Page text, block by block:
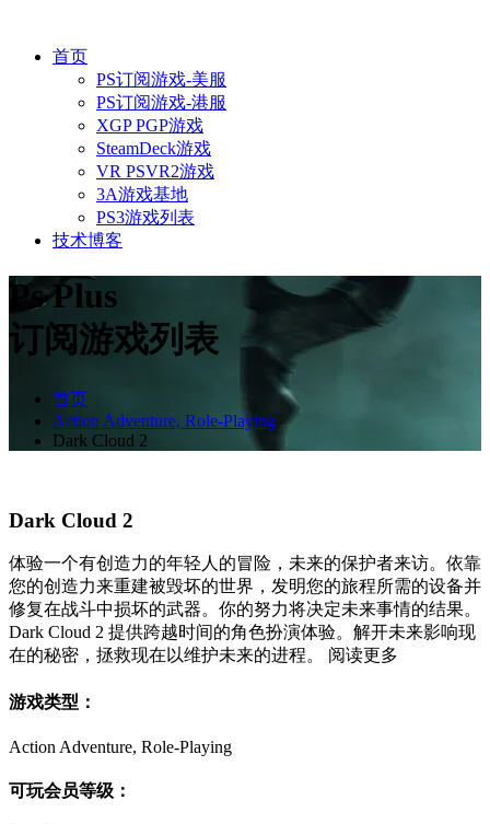
首页
PS订阅游戏-美服
PS订阅游戏-港服
XGP PGP游戏
SteamDeck游戏
VR PSVR2游戏
3A游戏基地
PS3游戏列表
技术博客
Ps Plus
订阅游戏列表
首页
Action Adventure, Role-Playing
Dark Cloud 2
Dark Cloud 2
体验一个有创造力的年轻人的冒险，未来的保护者来访。依靠
您的创造力来重建被毁坏的世界，发明您的旅程所需的设备并
修复在战斗中损坏的武器。你的努力将决定未来事情的结果。
Dark Cloud 2 提供跨越时间的角色扮演体验。解开未来影响现
在的秘密，拯救现在以维护未来的进程。 阅读更多
游戏类型：
Action Adventure, Role-Playing
可玩会员等级：